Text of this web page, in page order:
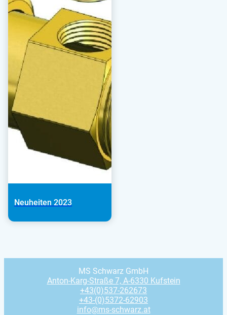
Neuheiten 2023
MS Schwarz GmbH
Anton-Karg-Straße 7, A-6330 Kufstein
+43(0)537-262673
+43-(0)5372-62903
info@ms-schwarz.at